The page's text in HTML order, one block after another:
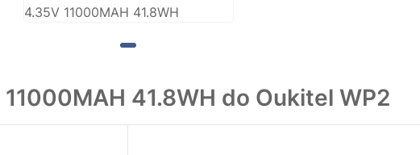
41.8WH do Oukitel WP2